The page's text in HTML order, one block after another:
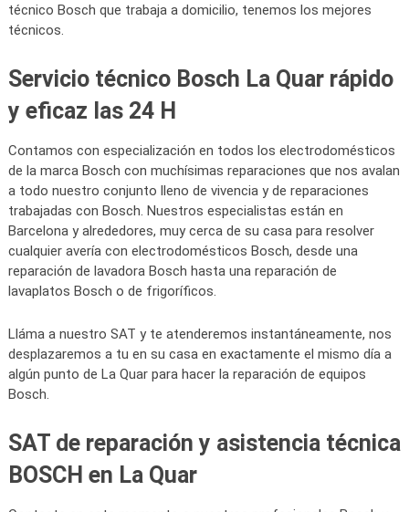
técnico Bosch que trabaja a domicilio, tenemos los mejores
técnicos.
Servicio técnico Bosch La Quar rápido
y eficaz las 24 H
Contamos con especialización en todos los electrodomésticos
de la marca Bosch con muchísimas reparaciones que nos avalan
a todo nuestro conjunto lleno de vivencia y de reparaciones
trabajadas con Bosch. Nuestros especialistas están en
Barcelona y alrededores, muy cerca de su casa para resolver
cualquier avería con electrodomésticos Bosch, desde una
reparación de lavadora Bosch hasta una reparación de
lavaplatos Bosch o de frigoríficos.
Lláma a nuestro SAT y te atenderemos instantáneamente, nos
desplazaremos a tu en su casa en exactamente el mismo día a
algún punto de La Quar para hacer la reparación de equipos
Bosch.
SAT de reparación y asistencia técnica
BOSCH en La Quar